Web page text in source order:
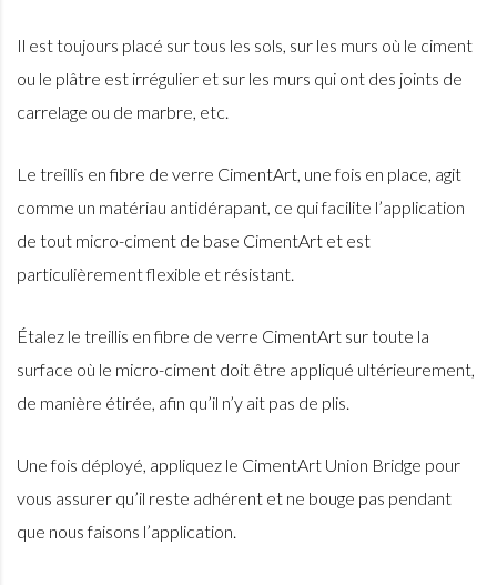
Il est toujours placé sur tous les sols, sur les murs où le ciment
ou le plâtre est irrégulier et sur les murs qui ont des joints de
carrelage ou de marbre, etc.
Le treillis en fibre de verre CimentArt, une fois en place, agit
comme un matériau antidérapant, ce qui facilite l’application
de tout micro-ciment de base CimentArt et est
particulièrement flexible et résistant.
Étalez le treillis en fibre de verre CimentArt sur toute la
surface où le micro-ciment doit être appliqué ultérieurement,
de manière étirée, afin qu’il n’y ait pas de plis.
Une fois déployé, appliquez le CimentArt Union Bridge pour
vous assurer qu’il reste adhérent et ne bouge pas pendant
que nous faisons l’application.